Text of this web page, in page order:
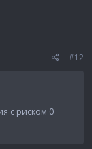
#12
с риском 0